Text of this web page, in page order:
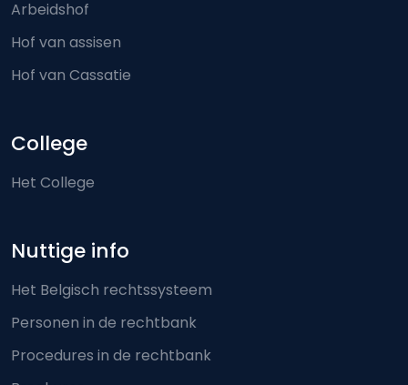
Arbeidshof
Hof van assisen
Hof van Cassatie
College
Het College
Nuttige info
Het Belgisch rechtssysteem
Personen in de rechtbank
Procedures in de rechtbank